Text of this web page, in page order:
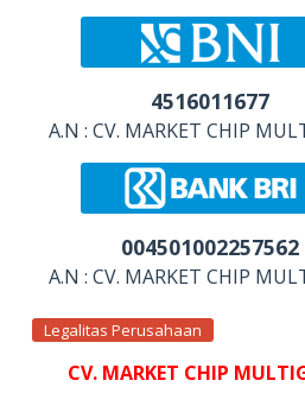
4516011677
A.N : CV. MARKET CHIP
004501002257562
A.N : CV. MARKET CHIP
Legalitas Perusahaan
CV. MARKET CHIP